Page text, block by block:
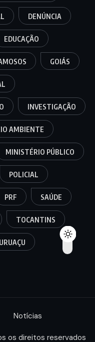
DENÚNCIA
EDUCAÇÃO
GOIÁS
INVESTIGAÇÃO
AMBIENTE
MINISTÉRIO PÚBLICO
POLICIAL
PRF SAÚDE
TOCANTINS
URUAÇU
Notícias
os direitos reservados